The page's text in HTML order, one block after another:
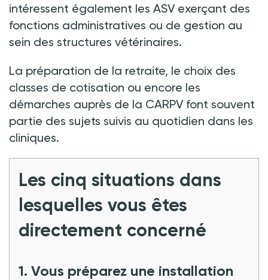
intéressent également les ASV exerçant des
fonctions administratives ou de gestion au
sein des structures vétérinaires.
La préparation de la retraite, le choix des
classes de cotisation ou encore les
démarches auprès de la CARPV font souvent
partie des sujets suivis au quotidien dans les
cliniques.
Les cinq situations dans
lesquelles vous êtes
directement concerné
1. Vous préparez une installation